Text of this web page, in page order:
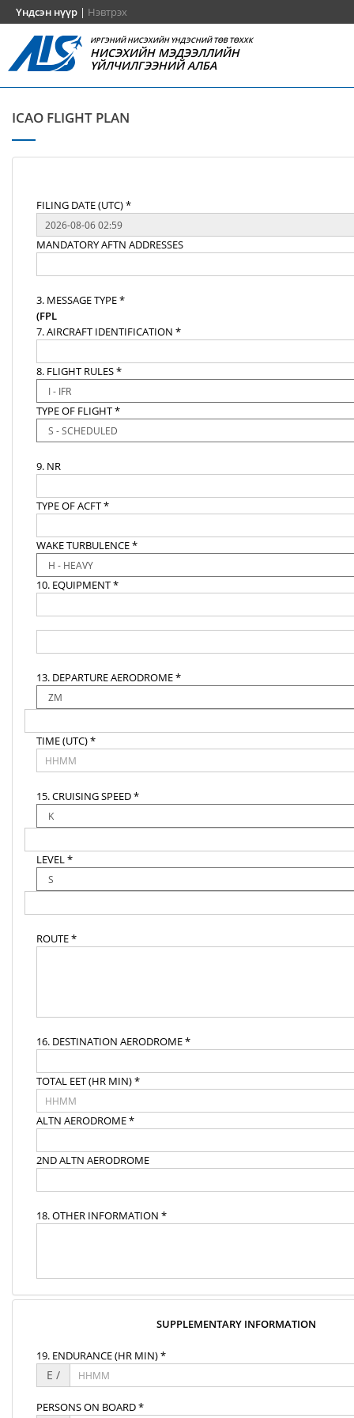
Үндсэн нүүр | Нэвтрэх
ИРГЭНИЙ НИСЭХИЙН ҮНДЭСНИЙ ТӨВ ТӨХХК
НИСЭХИЙН МЭДЭЭЛЛИЙН
ҮЙЛЧИЛГЭЭНИЙ АЛБА
ICAO FLIGHT PLAN
FILING DATE (UTC) *
MANDATORY AFTN ADDRESSES
3. MESSAGE TYPE *
(FPL
7. AIRCRAFT IDENTIFICATION *
8. FLIGHT RULES *
TYPE OF FLIGHT *
9. NR
TYPE OF ACFT *
WAKE TURBULENCE *
10. EQUIPMENT *
13. DEPARTURE AERODROME *
TIME (UTC) *
15. CRUISING SPEED *
LEVEL *
ROUTE *
16. DESTINATION AERODROME *
TOTAL EET (HR MIN) *
ALTN AERODROME *
2ND ALTN AERODROME
18. OTHER INFORMATION *
SUPPLEMENTARY INFORMATION
19. ENDURANCE (HR MIN) *
E /
PERSONS ON BOARD *